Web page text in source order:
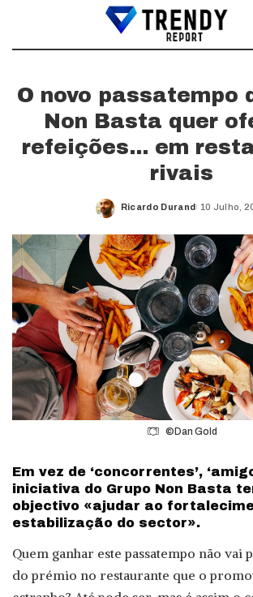
O novo passatempo
Non Basta quer
refeições… em
rivais
Posted
Ricardo Durand 10 Julho,
©Dan Gold
Em vez de ‘concorrentes’,
iniciativa do Grupo Non Basta
objectivo «ajudar ao
estabilização do sector».
Quem ganhar este passatempo não vai
do prémio no restaurante que o